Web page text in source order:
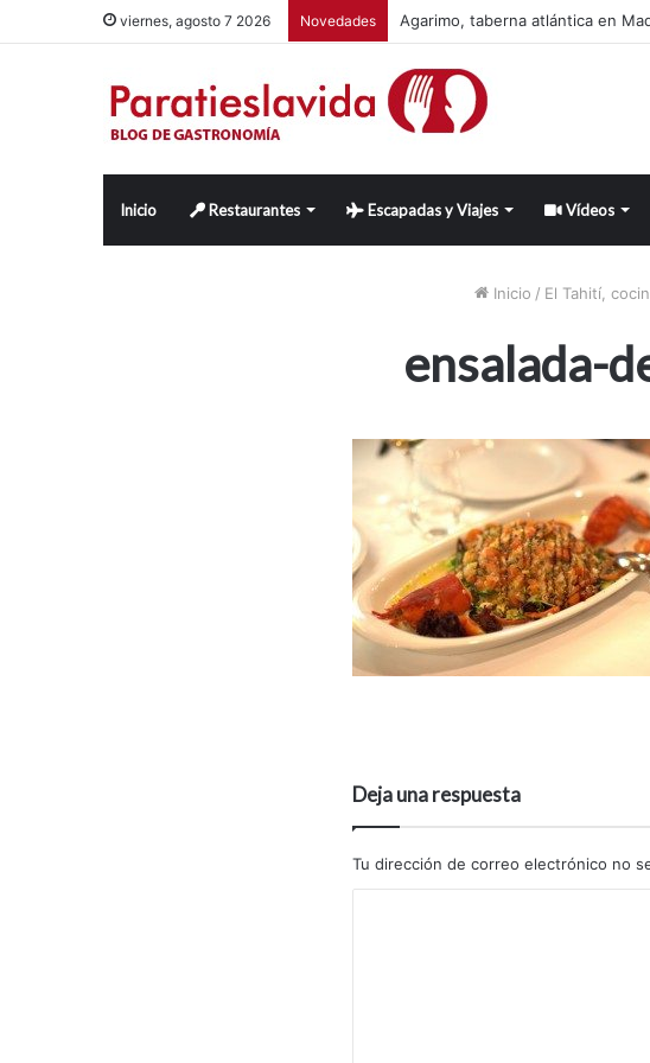
viernes, agosto 7 2026 Novedades Agarimo, taberna atlántica en
Inicio Restaurantes Escapadas y Viajes Vídeos
Inicio / El Tahití,
ensalada-
Deja una respuesta
Tu dirección de correo electrónico no